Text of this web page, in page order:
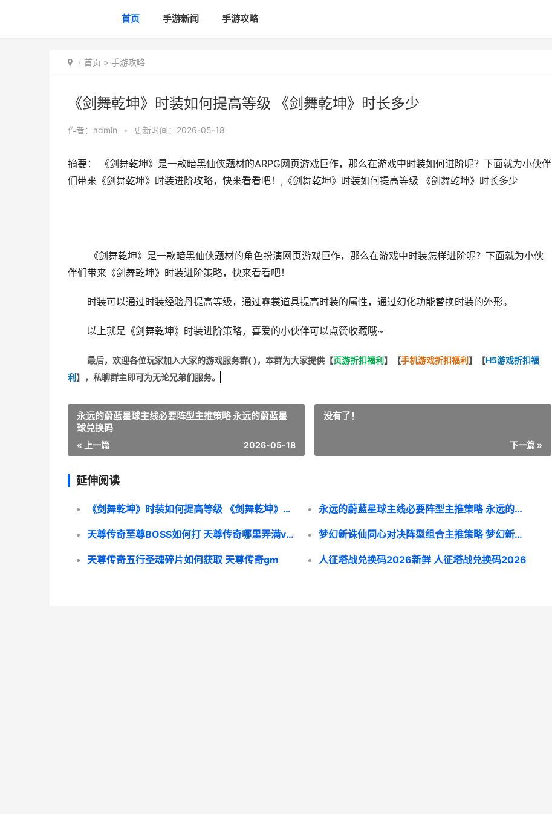
首页 手游新闻 手游攻略
首页 > 手游攻略
《剑舞乾坤》时装如何提高等级 《剑舞乾坤》时长多少
作者： admin • 更新时间：2026-05-18
摘要： 《剑舞乾坤》是一款暗黑仙侠题材的ARPG网页游戏巨作，那么在游戏中时装如何进阶呢？下面就为小伙伴
们带来《剑舞乾坤》时装进阶攻略，快来看看吧！,《剑舞乾坤》时装如何提高等级 《剑舞乾坤》时长多少
《剑舞乾坤》是一款暗黑仙侠题材的角色扮演网页游戏巨作，那么在游戏中时装怎样进阶呢？下面就为小伙
伴们带来《剑舞乾坤》时装进阶策略，快来看看吧！
时装可以通过时装经验丹提高等级，通过霓裳道具提高时装的属性，通过幻化功能替换时装的外形。
以上就是《剑舞乾坤》时装进阶策略，喜爱的小伙伴可以点赞收藏哦~
最后，欢迎各位玩家加入大家的游戏服务群( )，本群为大家提供【页游折扣福利 】 【手机游戏折扣福利 】 【H5游戏折扣福
利 】 ，私聊群主即可为无论兄弟们服务。
永远的蔚蓝星球主线必要阵型主推策略 永远的蔚蓝星
球兑换码
« 上一篇 2026-05-18
没有了！
下一篇 »
延伸阅读
《剑舞乾坤》时装如何提高等级 《剑舞乾坤》时长多少 永远的蔚蓝星球主线必要阵型主推策略 永远的蔚蓝星球兑换码
天尊传奇至尊BOSS如何打 天尊传奇哪里弄满v号 梦幻新诛仙同心对决阵型组合主推策略 梦幻新诛仙哪几个仙友好
天尊传奇五行圣魂碎片如何获取 天尊传奇gm 人征塔战兑换码2026新鲜 人征塔战兑换码2026